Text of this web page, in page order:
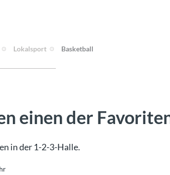
Lokalsport Basketball
einen der
in der 1-2-3-Halle.